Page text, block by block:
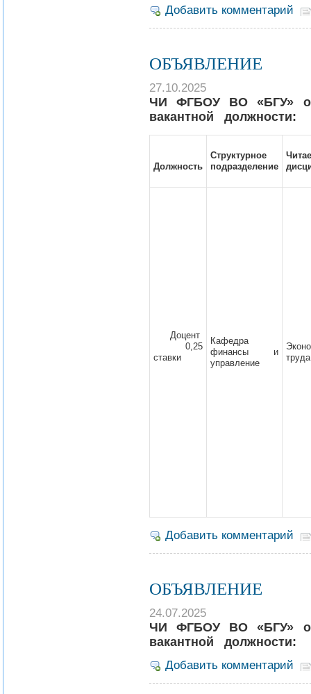
Добавить комментарий
ОБЪЯВЛЕНИЕ
27.10.2025
ЧИ ФГБОУ ВО «БГУ»
вакантной должности:
Должность
Структурное
подразделение
Доцент
0,25
ставки
Кафедра
финансы и
управление
труда
Добавить комментарий
ОБЪЯВЛЕНИЕ
24.07.2025
ЧИ ФГБОУ ВО «БГУ»
вакантной должности:
Добавить комментарий